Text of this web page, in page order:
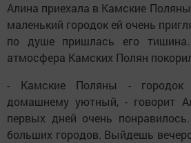
Алина приехала в Камские
маленький городок ей очень
по душе пришлась его
атмосфера Камских Полян
- Камские Поляны - городок
домашнему уютный, - говорит
первых дней очень
больших городов. Выйдешь